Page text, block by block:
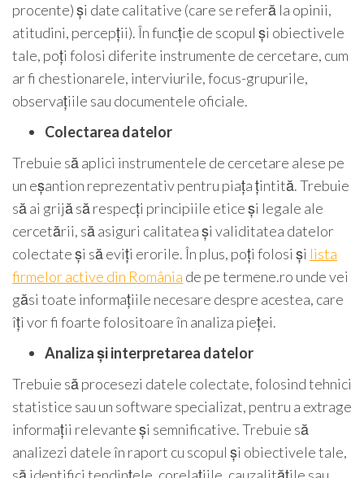
procente) și date calitative (care se referă la opinii,
atitudini, percepții). În funcție de scopul și obiectivele
tale, poți folosi diferite instrumente de cercetare, cum
ar fi chestionarele, interviurile, focus-grupurile,
observațiile sau documentele oficiale.
Colectarea datelor
Trebuie să aplici instrumentele de cercetare alese pe
un eșantion reprezentativ pentru piața țintită. Trebuie
să ai grijă să respecți principiile etice și legale ale
cercetării, să asiguri calitatea și validitatea datelor
colectate și să eviți erorile. În plus, poți folosi și lista
firmelor active din România de pe termene.ro unde vei
găsi toate informațiile necesare despre acestea, care
îți vor fi foarte folositoare în analiza pieței.
Analiza și interpretarea datelor
Trebuie să procesezi datele colectate, folosind tehnici
statistice sau un software specializat, pentru a extrage
informații relevante și semnificative. Trebuie să
analizezi datele în raport cu scopul și obiectivele tale,